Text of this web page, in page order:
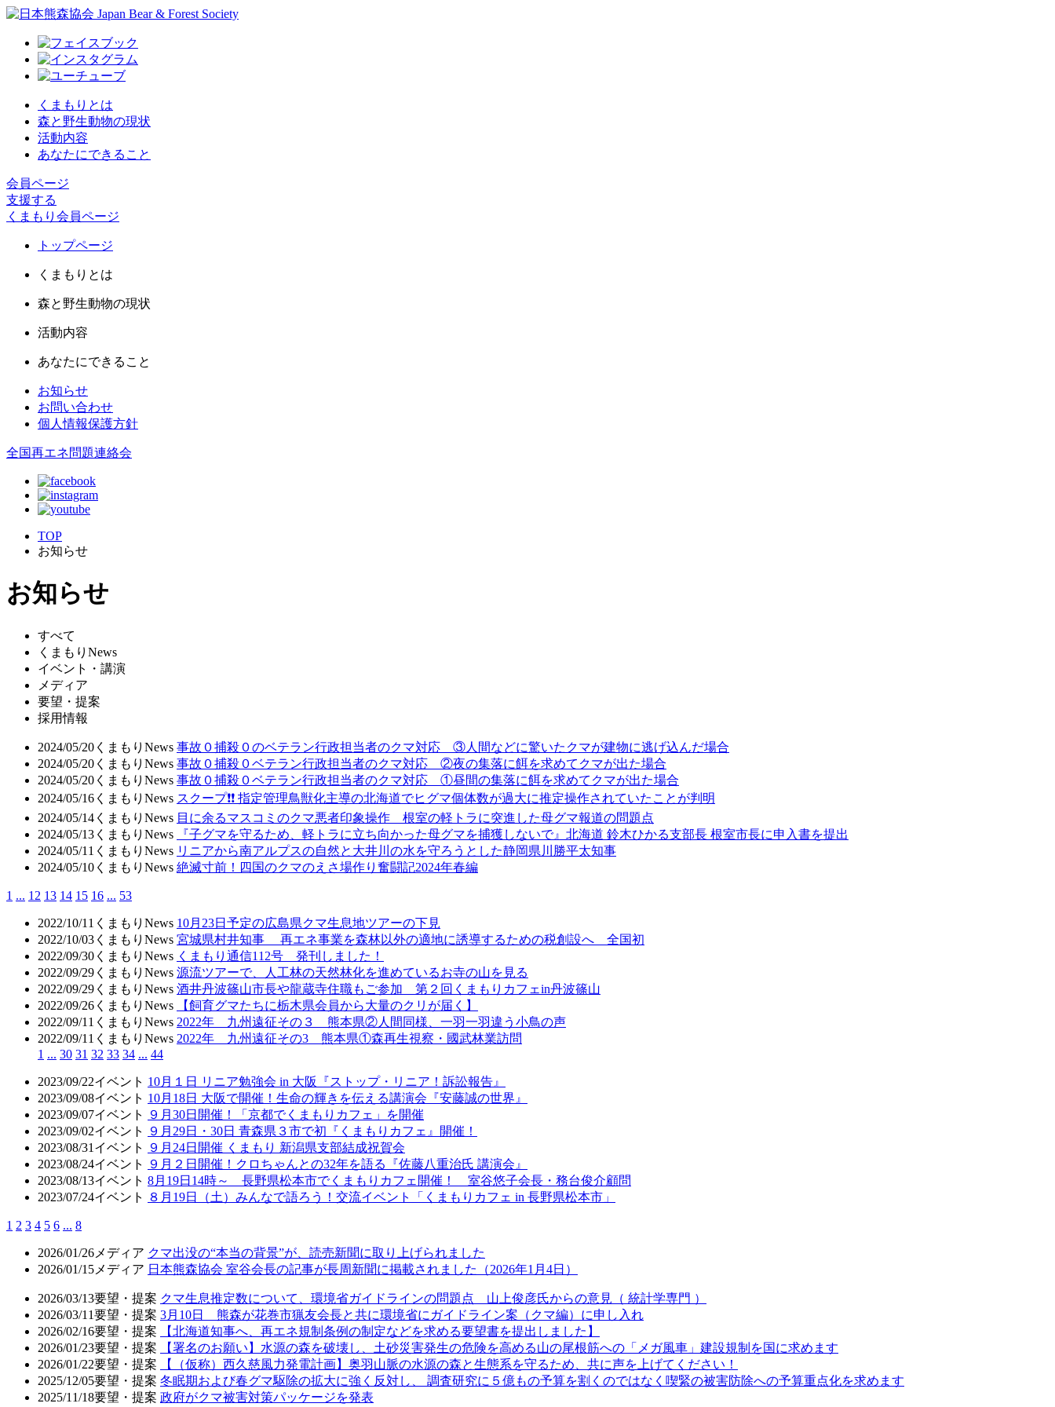
くまもりとは
森と野生動物の現状
活動内容
あなたにできること
会員ページ
支援する
くまもり会員ページ
トップページ
くまもりとは
森と野生動物の現状
活動内容
あなたにできること
お知らせ
お問い合わせ
個人情報保護方針
全国再エネ問題連絡会
TOP
お知らせ
お知らせ
すべて
くまもりNews
イベント・講演
メディア
要望・提案
採用情報
2024/05/20 くまもりNews 事故０捕殺０のベテラン行政担当者のクマ対応 ③人間などに驚いたクマが建物に逃げ込んだ場合
2024/05/20 くまもりNews 事故０捕殺０ベテラン行政担当者のクマ対応 ②夜の集落に餌を求めてクマが出た場合
2024/05/20 くまもりNews 事故０捕殺０ベテラン行政担当者のクマ対応 ①昼間の集落に餌を求めてクマが出た場合
2024/05/16 くまもりNews スクープ❗❗ 指定管理鳥獣化主導の北海道でヒグマ個体数が過大に推定操作されていたことが判明
2024/05/14 くまもりNews 目に余るマスコミのクマ悪者印象操作 根室の軽トラに突進した母グマ報道の問題点
2024/05/13 くまもりNews
『子グマを守るため、軽トラに立ち向かった母グマを捕獲しないで』北海道 鈴木ひかる支部長 根室市長に申入書を提出
2024/05/11 くまもりNews リニアから南アルプスの自然と大井川の水を守ろうとした静岡県川勝平太知事
2024/05/10 くまもりNews 絶滅寸前！四国のクマのえさ場作り奮闘記2024年春編
1 ... 12 13 14 15 16 ... 53
2022/10/11 くまもりNews 10月23日予定の広島県クマ生息地ツアーの下見
2022/10/03 くまもりNews 宮城県村井知事 再エネ事業を森林以外の適地に誘導するための税創設へ 全国初
2022/09/30 くまもりNews くまもり通信112号 発刊しました！
2022/09/29 くまもりNews 源流ツアーで、人工林の天然林化を進めているお寺の山を見る
2022/09/29 くまもりNews 酒井丹波篠山市長や龍蔵寺住職もご参加 第２回くまもりカフェin丹波篠山
2022/09/26 くまもりNews
【飼育グマたちに栃木県会員から大量のクリが届く】
2022/09/11 くまもりNews 2022年 九州遠征その３ 熊本県②人間同様、一羽一羽違う小鳥の声
2022/09/11 くまもりNews 2022年 九州遠征その3 熊本県①森再生視察・國武林業訪問
1 ... 30 31 32 33 34 ... 44
2023/09/22イベント 10月１日 リニア勉強会 in 大阪『ストップ・リニア！訴訟報告』
2023/09/08イベント 10月18日 大阪で開催！生命の輝きを伝える講演会『安藤誠の世界』
2023/09/07イベント
９月30日開催！「京都でくまもりカフェ」を開催
2023/09/02イベント
９月29日・30日 青森県３市で初『くまもりカフェ』開催！
2023/08/31 イベント
９月24日開催 くまもり 新潟県支部結成祝賀会
2023/08/24イベント
９月２日開催！クロちゃんとの32年を語る『佐藤八重治氏 講演会』
2023/08/13イベント 8月19日14時～ 長野県松本市でくまもりカフェ開催！ 室谷悠子会長・務台俊介顧問
2023/07/24イベント ８月19日（土）みんなで語ろう！交流イベント「くまもりカフェ in 長野県松本市」
1 2 3 4 5 6 ... 8
2026/01/26 メディア クマ出没の“本当の背景”が、読売新聞に取り上げられました
2026/01/15 メディア 日本熊森協会 室谷会長の記事が長周新聞に掲載されました（2026年1月4日）
2026/03/13要望・提案 クマ生息推定数について、環境省ガイドラインの問題点 山上俊彦氏からの意見（ 統計学専門 ）
2026/03/11要望・提案 3月10日 熊森が花巻市猟友会長と共に環境省にガイドライン案（クマ編）に申し入れ
2026/02/16要望・提案
【北海道知事へ、再エネ規制条例の制定などを求める要望書を提出しました】
2026/01/23要望・提案
【署名のお願い】水源の森を破壊し、土砂災害発生の危険を高める山の尾根筋への「メガ風車」建設規制を国に求めます
2026/01/22要望・提案
【（仮称）西久慈風力発電計画】奥羽山脈の水源の森と生態系を守るため、共に声を上げてください！
2025/12/05要望・提案 冬眠期および春グマ駆除の拡大に強く反対し、 調査研究に５億もの予算を割くのではなく喫緊の被害防除への予算重点化を求めます
2025/11/18要望・提案 政府がクマ被害対策パッケージを発表